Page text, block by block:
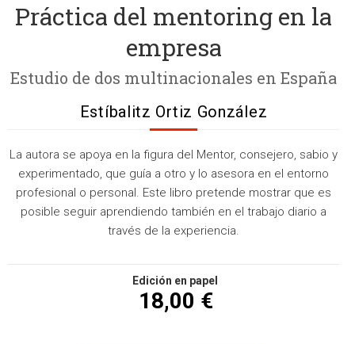
Práctica del mentoring en la
empresa
Estudio de dos multinacionales en España
Estíbalitz Ortiz González
La autora se apoya en la figura del Mentor, consejero, sabio y
experimentado, que guía a otro y lo asesora en el entorno
profesional o personal. Este libro pretende mostrar que es
posible seguir aprendiendo también en el trabajo diario a
través de la experiencia.
Edición en papel
18,00 €